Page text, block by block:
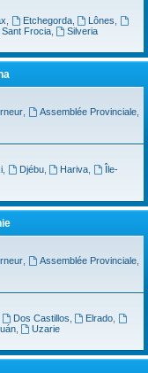
Etchegorda, Lônes
Sant Frocia,
Silveria
, Assemblée Provinciale,
, Djébu, Hariva
Île-
, Assemblée Provinciale,
Dos Castillos Elrado
,
Uzarie